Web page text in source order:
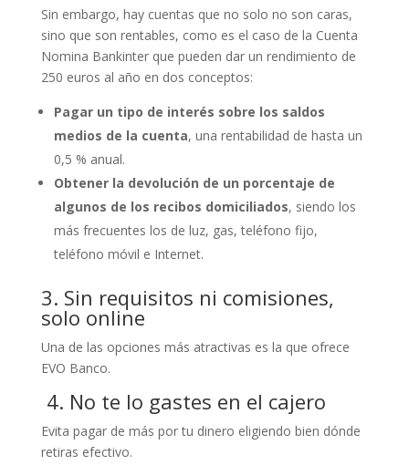
Sin embargo, hay cuentas que no solo no son caras,
sino que son rentables, como es el caso de la Cuenta
Nomina Bankinter que pueden dar un rendimiento de
250 euros al año en dos conceptos:
Pagar un tipo de interés sobre los saldos
medios de la cuenta, una rentabilidad de hasta un
0,5 % anual.
Obtener la devolución de un porcentaje de
algunos de los recibos domiciliados, siendo los
más frecuentes los de luz, gas, teléfono fijo,
teléfono móvil e Internet.
3. Sin requisitos ni comisiones,
solo online
Una de las opciones más atractivas es la que ofrece
EVO Banco.
4. No te lo gastes en el cajero
Evita pagar de más por tu dinero eligiendo bien dónde
retiras efectivo.